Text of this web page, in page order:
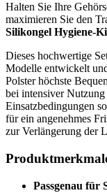
Halten Sie Ihre
maximieren Sie den
Silikongel Hygiene-
Dieses hochwertige
Modelle entwickelt
Polster höchste
bei intensiver Nutzung
Einsatzbedingungen
für ein angenehmes
zur Verlängerung der
Passgenau für